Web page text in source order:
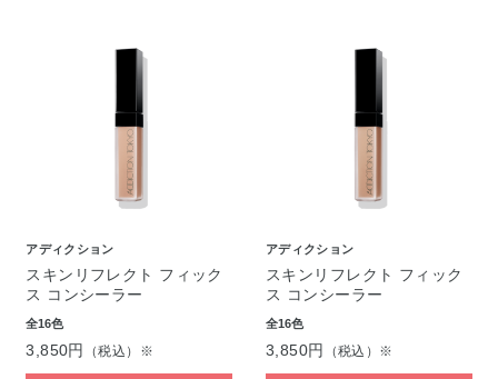
アディクション
スキンリフレクト フィック
ス コンシーラー
全16色
3,850円 （税込）※
アディクション
スキンリフレクト フィック
ス コンシーラー
全16色
3,850円 （税込）※